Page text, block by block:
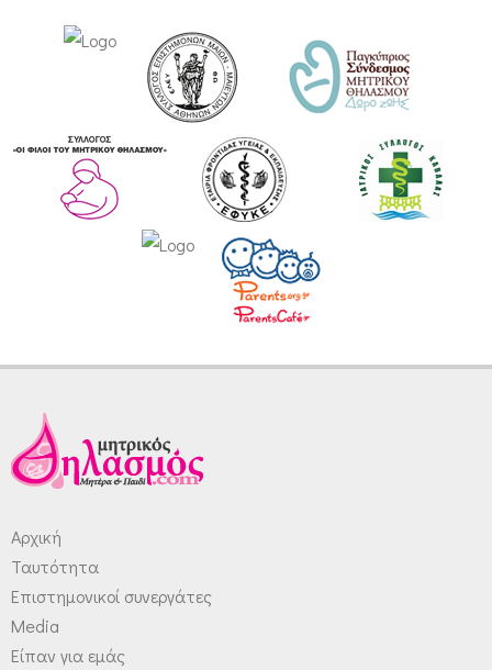
Αρχική
Ταυτότητα
Επιστημονικοί συνεργάτες
Media
Είπαν για εμάς